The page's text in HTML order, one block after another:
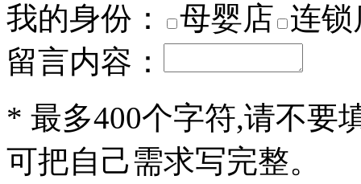
我的身份： 母婴店 连锁
留言内容：
* 最多400个字符,请不要
可把自己需求写完整。